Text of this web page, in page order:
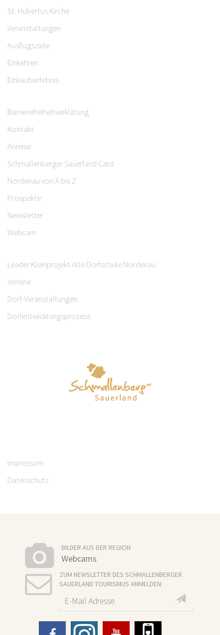
St. Hubertus Kirche
Veranstaltungen
Ausflugsziele
Einkehren
Einkaufserlebnis
Barrierefreiheitserklärung
Kontakt
Anreise
Schmallenberger Sauerland Card
Nordenau von A bis Z
Prospekte
Newsletter
Webcam
Leader Kleinprojekt Alte Dorfschule Nordenau
Vereine
Dorf-Veranstaltungen
Dorfentwicklungsprozess
Impressum
Datenschutz
BILDER AUS DER REGION
Webcams
ZUM NEWSLETTER DES SCHMALLENBERGER
SAUERLAND TOURISMUS ANMELDEN: